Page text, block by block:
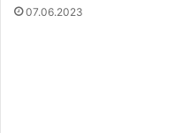
07.06.2023